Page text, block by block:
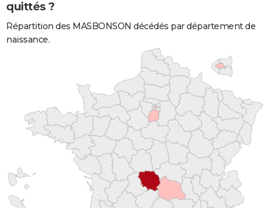
quittés ?
Répartition des MASBONSON décédés par département de
naissance.